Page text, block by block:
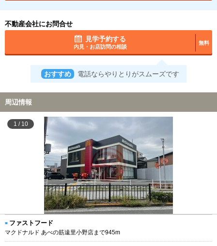
不動産会社にお問合せ
見学予約する
内見・お店訪問の相談
無料
おすすめ 電話ならやりとりがスムーズです
周辺情報
1 / 10
ファストフード
マクドナルド あべの筋遠里小野店まで945m